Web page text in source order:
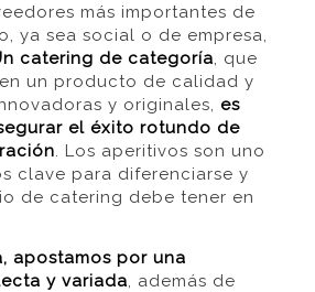
más importantes de
ya sea social o de empresa,
catering de categoría, que
un producto de calidad y
y originales, es
el éxito rotundo de
. Los aperitivos son uno
clave para diferenciarse y
de catering debe tener en
apostamos por una
y variada, además de